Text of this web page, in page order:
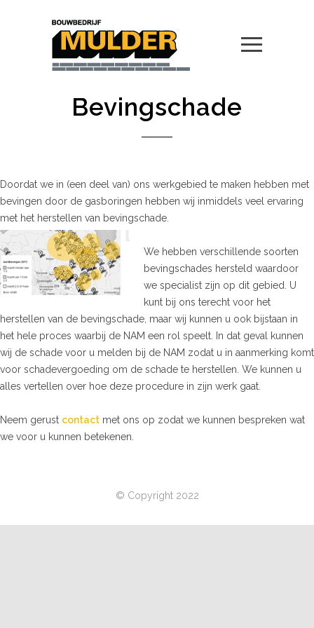
Bevingschade
Doordat we in (een deel van) ons werkgebied te maken hebben met
bevingen door de gasboringen hebben wij inmiddels veel ervaring
met het herstellen van bevingschade.
We hebben verschillende soorten
bevingschades hersteld waardoor
we specialist zijn op dit gebied. U
kunt bij ons terecht voor het
herstellen van de bevingschade, maar wij kunnen u ook bijstaan in
het hele proces waarbij de NAM een rol speelt. In dat geval kunnen
wij de schade voor u melden bij de NAM zodat u in aanmerking komt
voor schadevergoeding om de schade te herstellen. We kunnen u
alles vertellen over hoe deze procedure in zijn werk gaat.
Neem gerust contact met ons op zodat we kunnen bespreken wat
we voor u kunnen betekenen.
© Copyright 2022